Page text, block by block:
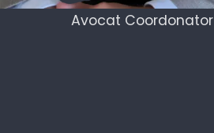
Avocat Coordonator